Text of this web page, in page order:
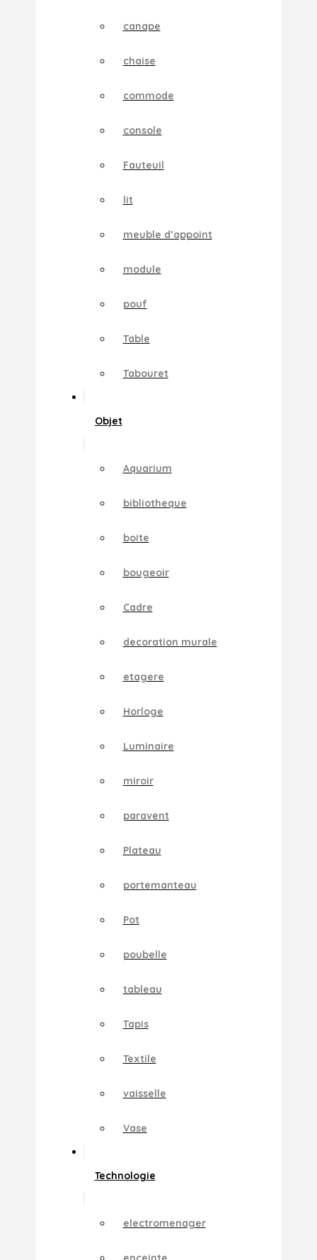
canape
chaise
commode
console
Fauteuil
lit
meuble d’appoint
module
pouf
Table
Tabouret
Objet
Aquarium
bibliotheque
boite
bougeoir
Cadre
decoration murale
etagere
Horloge
Luminaire
miroir
paravent
Plateau
portemanteau
Pot
poubelle
tableau
Tapis
Textile
vaisselle
Vase
Technologie
electromenager